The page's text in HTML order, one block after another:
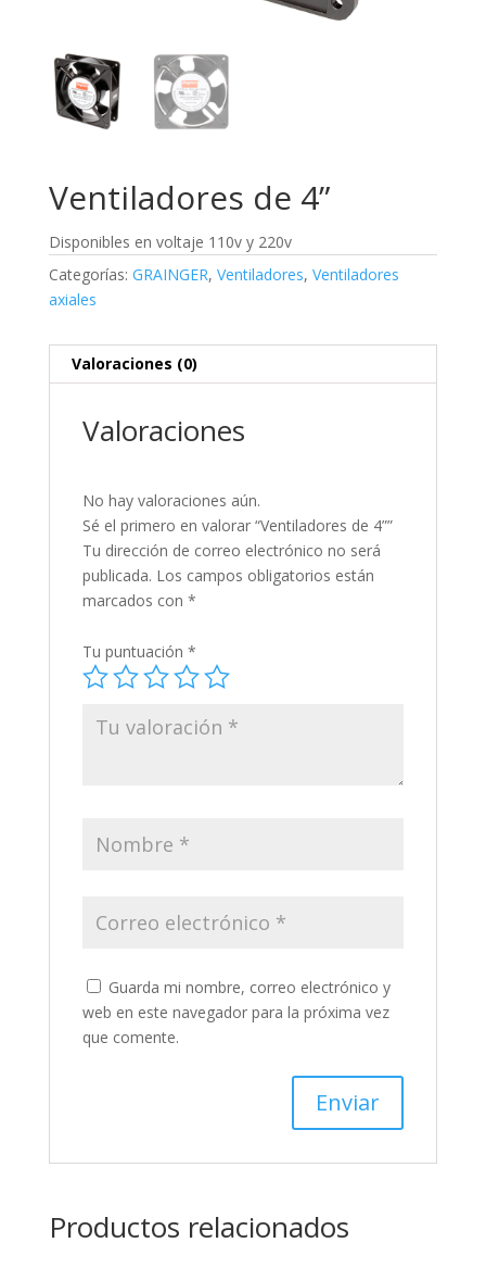
Ventiladores de 4”
Disponibles en voltaje 110v y 220v
Categorías: GRAINGER, Ventiladores, Ventiladores
axiales
Valoraciones (0)
Valoraciones
No hay valoraciones aún.
Sé el primero en valorar “Ventiladores de 4””
Tu dirección de correo electrónico no será
publicada. Los campos obligatorios están
marcados con *
Tu puntuación *
Guarda mi nombre, correo electrónico y
web en este navegador para la próxima vez
que comente.
Productos relacionados